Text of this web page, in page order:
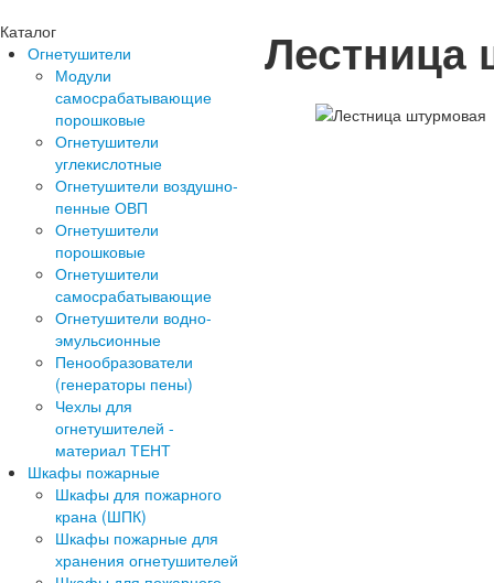
Каталог
Огнетушители
Модули
самосрабатывающие
порошковые
Огнетушители
углекислотные
Огнетушители воздушно-
пенные ОВП
Огнетушители
порошковые
Огнетушители
самосрабатывающие
Огнетушители водно-
эмульсионные
Пенообразователи
(генераторы пены)
Чехлы для
огнетушителей -
материал ТЕНТ
Шкафы пожарные
Шкафы для пожарного
крана (ШПК)
Шкафы пожарные для
хранения огнетушителей
Лестница